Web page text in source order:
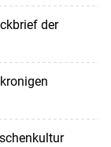
der